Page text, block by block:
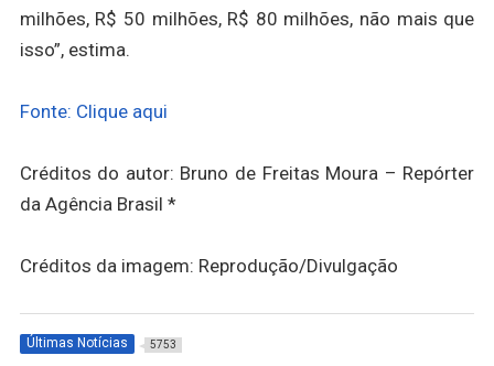
milhões, R$ 50 milhões, R$ 80 milhões, não mais que
isso”, estima.
Fonte: Clique aqui
Créditos do autor: Bruno de Freitas Moura – Repórter
da Agência Brasil *
Créditos da imagem: Reprodução/Divulgação
Últimas Notícias 5753